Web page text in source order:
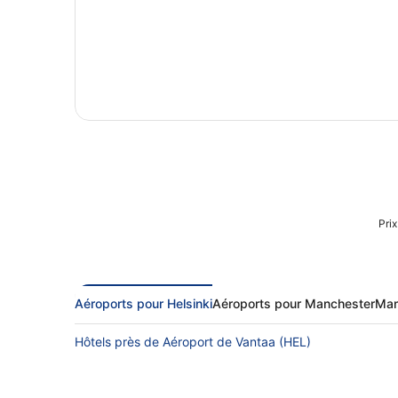
Aéroports pour HelsinkiAéroports pour Manchester
Hôtels près de Aéroport de Vantaa (HEL)